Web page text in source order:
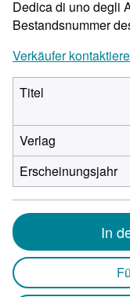
Dedica di uno degli
Bestandsnummer
Verkäufer
Titel
Verlag
Erscheinungsjahr
In